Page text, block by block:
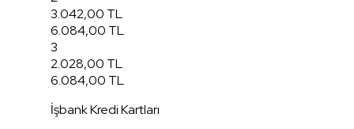
3.042,00 TL
6.084,00 TL
3
2.028,00 TL
6.084,00 TL
İşbank Kredi Kartları